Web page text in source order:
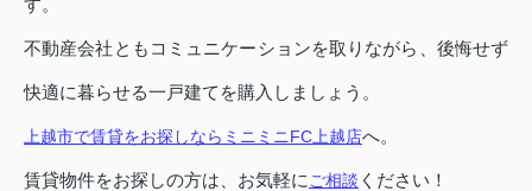
不動産会社ともコミュニケーションを取りながら、後悔せず
快適に暮らせる一戸建てを購入しましょう。
上越市で賃貸をお探しならミニミニFC上越店へ。
賃貸物件をお探しの方は、お気軽に ご相談 ください！